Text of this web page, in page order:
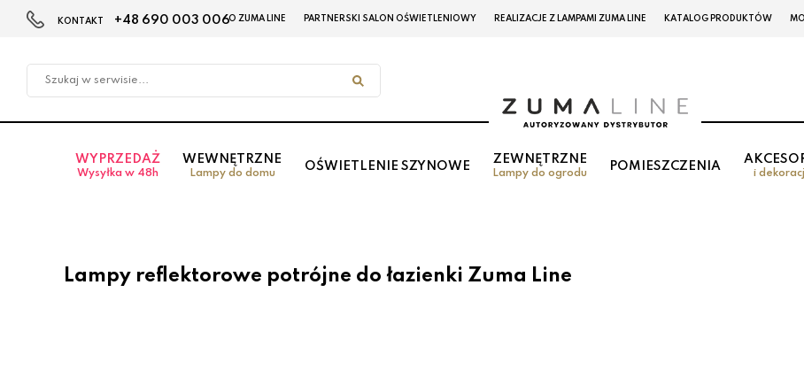
w
KONTAKT +48 690 003 006O ZUMA LINE PARTNERSKI SALON OŚWIETLENIOWY REALIZACJE Z LAMPAMI ZUMA LINE KATALOG PRODUKTÓW
WYPRZEDAŻ
Wysyłka w 48h
WEWNĘTRZNE
Lampy do domu
OŚWIETLENIE SZYNOWE
ZEWNĘTRZNE
Lampy do ogrodu
POMIESZCZENIA
i
Lampy reflektorowe potrójne do łazienki Zuma Line